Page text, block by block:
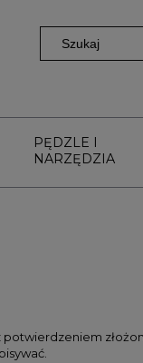
PĘDZLE I
NARZĘDZIA